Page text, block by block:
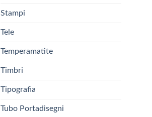
Stampi
Tele
Temperamatite
Timbri
Tipografia
Tubo Portadisegni